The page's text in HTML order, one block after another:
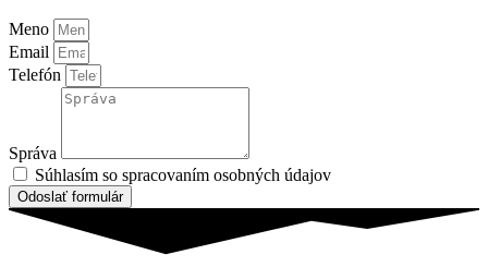
Meno
Email
Telefón
Správa
Súhlasím so spracovaním osobných údajov
Odoslať formulár